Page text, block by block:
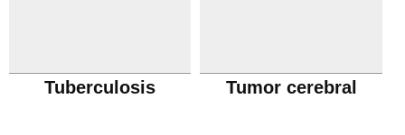
Tuberculosis Tumor cerebral